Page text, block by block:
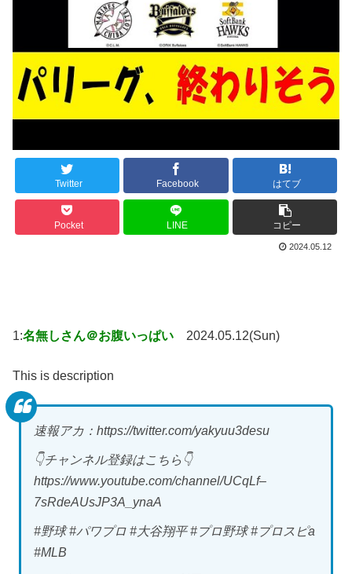
Twitter Facebook はてブ
Pocket LINE コピー
2024.05.12
1:名無しさん＠お腹いっぱい 2024.05.12(Sun)
This is description
速報アカ：https://twitter.com/yakyuu3desu
👇チャンネル登録はこちら👇
https://www.youtube.com/channel/UCqLf–
7sRdeAUsJP3A_ynaA
#野球 #パワプロ #大谷翔平 #プロ野球 #プロスピa
#MLB